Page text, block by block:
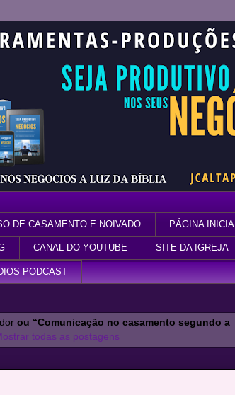
DE CASAMENTO E NOIVADO PÁGINA INICIAL
CANAL DO YOUTUBE SITE DA IGREJA
PODCAST
ou “Comunicação no casamento segundo a
todas as postagens